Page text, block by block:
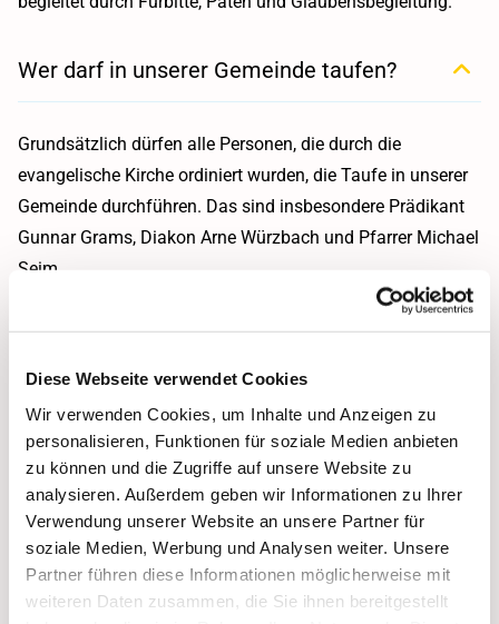
Diese Webseite verwendet Cookies
Wir verwenden Cookies, um Inhalte und Anzeigen zu
personalisieren, Funktionen für soziale Medien anbieten
zu können und die Zugriffe auf unsere Website zu
analysieren. Außerdem geben wir Informationen zu Ihrer
Verwendung unserer Website an unsere Partner für
soziale Medien, Werbung und Analysen weiter. Unsere
Partner führen diese Informationen möglicherweise mit
weiteren Daten zusammen, die Sie ihnen bereitgestellt
Wer darf in unserer Gemeinde taufen?
Grundsätzlich dürfen alle Personen, die durch die
evangelische Kirche ordiniert wurden, die Taufe in unserer
Gemeinde durchführen. Das sind insbesondere Prädikant
Gunnar Grams, Diakon Arne Würzbach und Pfarrer Michael
Seim.
Kann ein Kind getauft werden, wenn die Eltern
Wer darf eine Nottaufe durchführen?
In welchem Gottesdienst kann getauft
werden?